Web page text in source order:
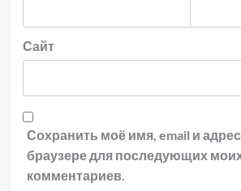
Сайт
Сохранить моё имя, email и
браузере для последующих
комментариев.